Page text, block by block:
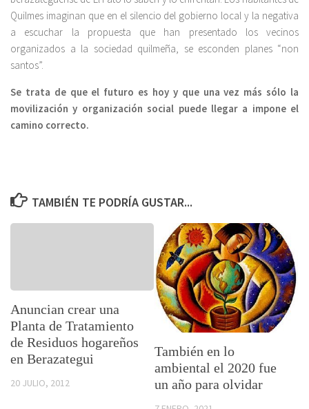
Quilmes imaginan que en el silencio del gobierno local y la negativa
a escuchar la propuesta que han presentado los vecinos
organizados a la sociedad quilmeña, se esconden planes “non
santos”.
Se trata de que el futuro es hoy y que una vez más sólo la
movilización y organización social puede llegar a impone el
camino correcto.
TAMBIÉN TE PODRÍA GUSTAR...
Anuncian crear una
Planta de Tratamiento
de Residuos hogareños
en Berazategui
20 JULIO, 2012
También en lo
ambiental el 2020 fue
un año para olvidar